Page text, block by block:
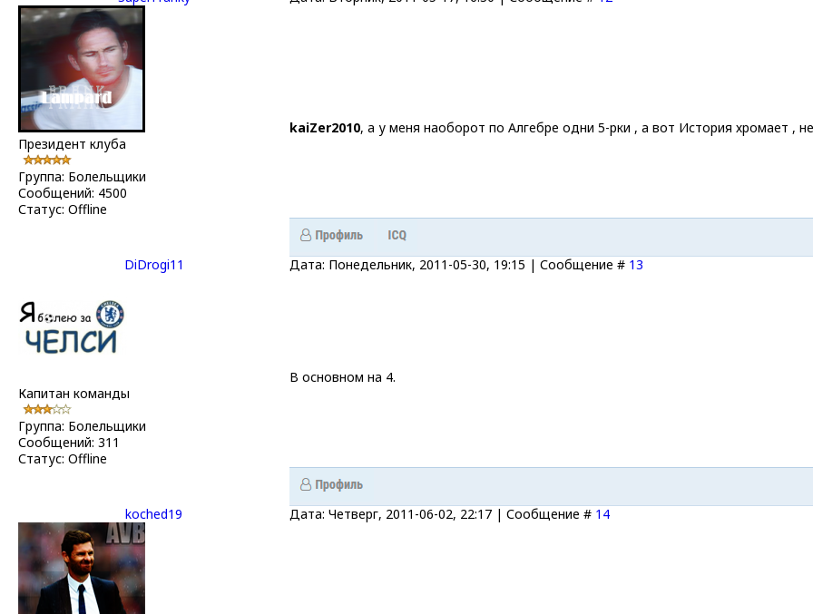
Президент клуба
Группа: Болельщики
Сообщений: 4500
Статус: Offline
kaiZer2010, а у меня наоборот по Алгебре одни 5-рки , а вот История хромает ,
DiDrogi11 Дата: Понедельник, 2011-05-30, 19:15 | Сообщение # 13
Капитан команды
Группа: Болельщики
Сообщений: 311
Статус: Offline
В основном на 4.
koched19 Дата: Четверг, 2011-06-02, 22:17 | Сообщение # 14